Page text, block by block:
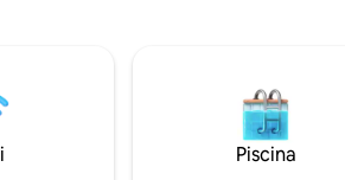
privativos. 3 quartos, 1,5
Por favor, note que esta não é
de festas, mas o espaço mais
desfrutar de uma estadia
para
rua e Wi-Fi
Canal
Piscina